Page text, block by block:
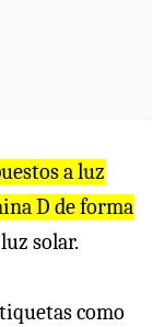
a luz
D de forma
solar.
como